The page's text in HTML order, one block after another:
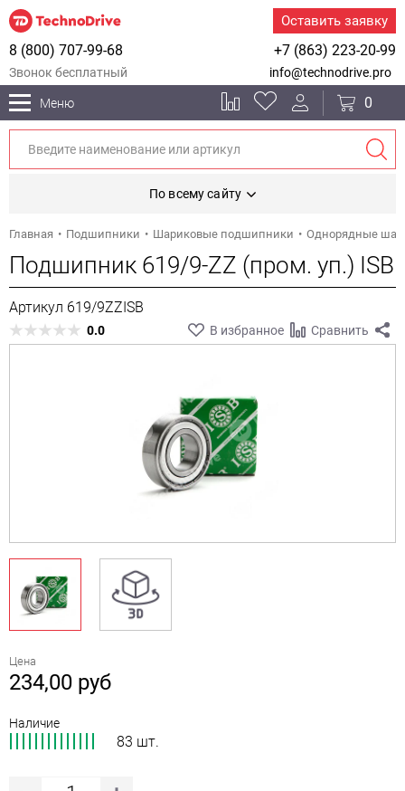
Оставить заявку
+7 (863) 223-20-99
8 (800) 707-99-68
Звонок бесплатный info@technodrive.pro
Меню 0
По всему сайту
Главная Подшипники Шариковые подшипники Однорядные
Подшипник 619/9-ZZ (пром. уп.) ISB
Артикул 619/9ZZISB
0.0 В избранное Сравнить
Цена
234,00 руб
Наличие
83 шт.